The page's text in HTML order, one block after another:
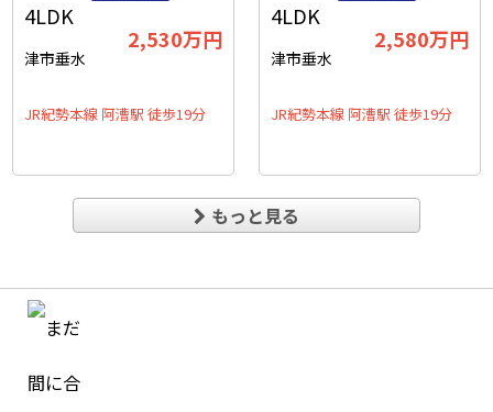
4LDK
2,530万円
津市垂水
JR紀勢本線 阿漕駅 徒歩19分
4LDK
2,580万円
津市垂水
JR紀勢本線 阿漕駅 徒歩19分
もっと見る